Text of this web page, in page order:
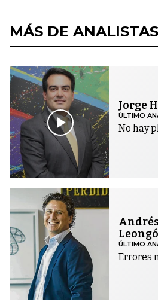
MÁS DE ANALISTAS
Jorge
ÚLTIMO
No hay
ÚLTIMO
Errores